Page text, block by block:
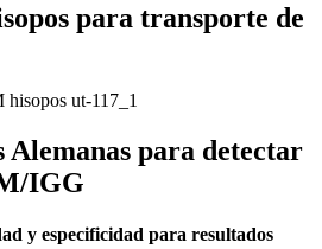
para transporte de
Alemanas para detectar
IGG
y especificidad para resultados